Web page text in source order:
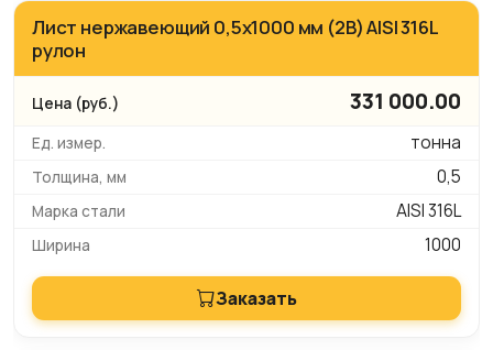
Лист нержавеющий 0,5х1000 мм (2B) AISI 316L
рулон
331 000.00
тонна
0,5
AISI 316L
1000
Заказать